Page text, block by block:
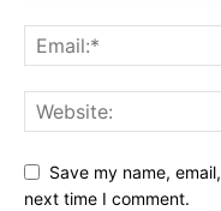
Save my name,
next time I comment.